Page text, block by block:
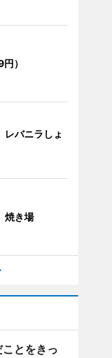
）
レバニラしょ
焼き場
とをきっ